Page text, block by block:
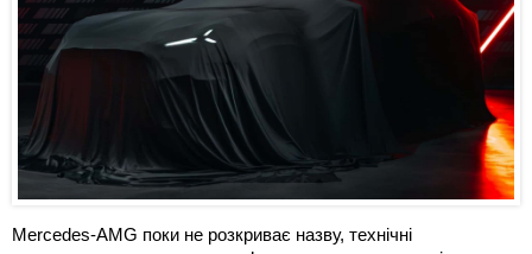
Mercedes-AMG поки не розкриває назву, технічні